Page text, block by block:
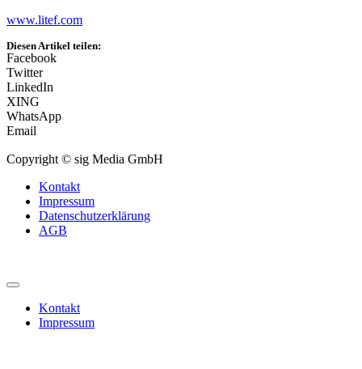
www.litef.com
Diesen Artikel teilen:
Facebook
Twitter
LinkedIn
XING
WhatsApp
Email
Copyright © sig Media GmbH
Kontakt
Impressum
Datenschutzerklärung
AGB
Kontakt
Impressum